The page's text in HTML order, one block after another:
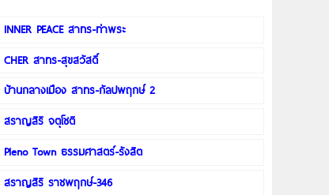
INNER PEACE สาทร-ท่าพระ
CHER สาทร-สุขสวัสดิ์
บ้านกลางเมือง สาทร-กัลปพฤกษ์ 2
สราญสิริ จตุโชติ
Pleno Town ธรรมศาสตร์-รังสิต
สราญสิริ ราชพฤกษ์-346